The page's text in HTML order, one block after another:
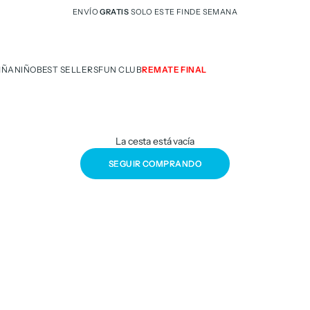
ENVÍOGRATIS SOLO ESTE FINDE SEMANA
NIÑOBEST SELLERSFUN CLUBREMATE FINAL
La cesta está vacía
SEGUIR COMPRANDO